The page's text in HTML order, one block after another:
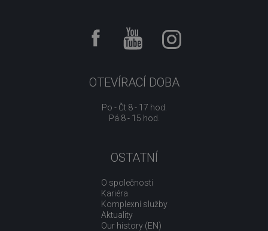
OTEVÍRACÍ DOBA
Po - Čt 8 - 17 hod.
Pá 8 - 15 hod.
OSTATNÍ
O společnosti
Kariéra
Komplexní služby
Aktuality
Our history (EN)